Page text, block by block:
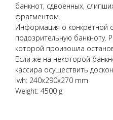
банкнот, сдвоенных,
фрагментом.
Информация о конкретной
подозрительную банкноту.
которой произошла
Если же на некоторой
кассира осуществить
lwh: 240x290x270 mm
Weight: 4500 g